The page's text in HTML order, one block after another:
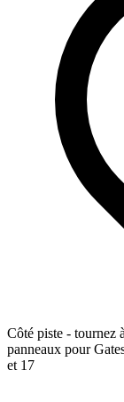
Côté piste - tournez
panneaux pour
et 17